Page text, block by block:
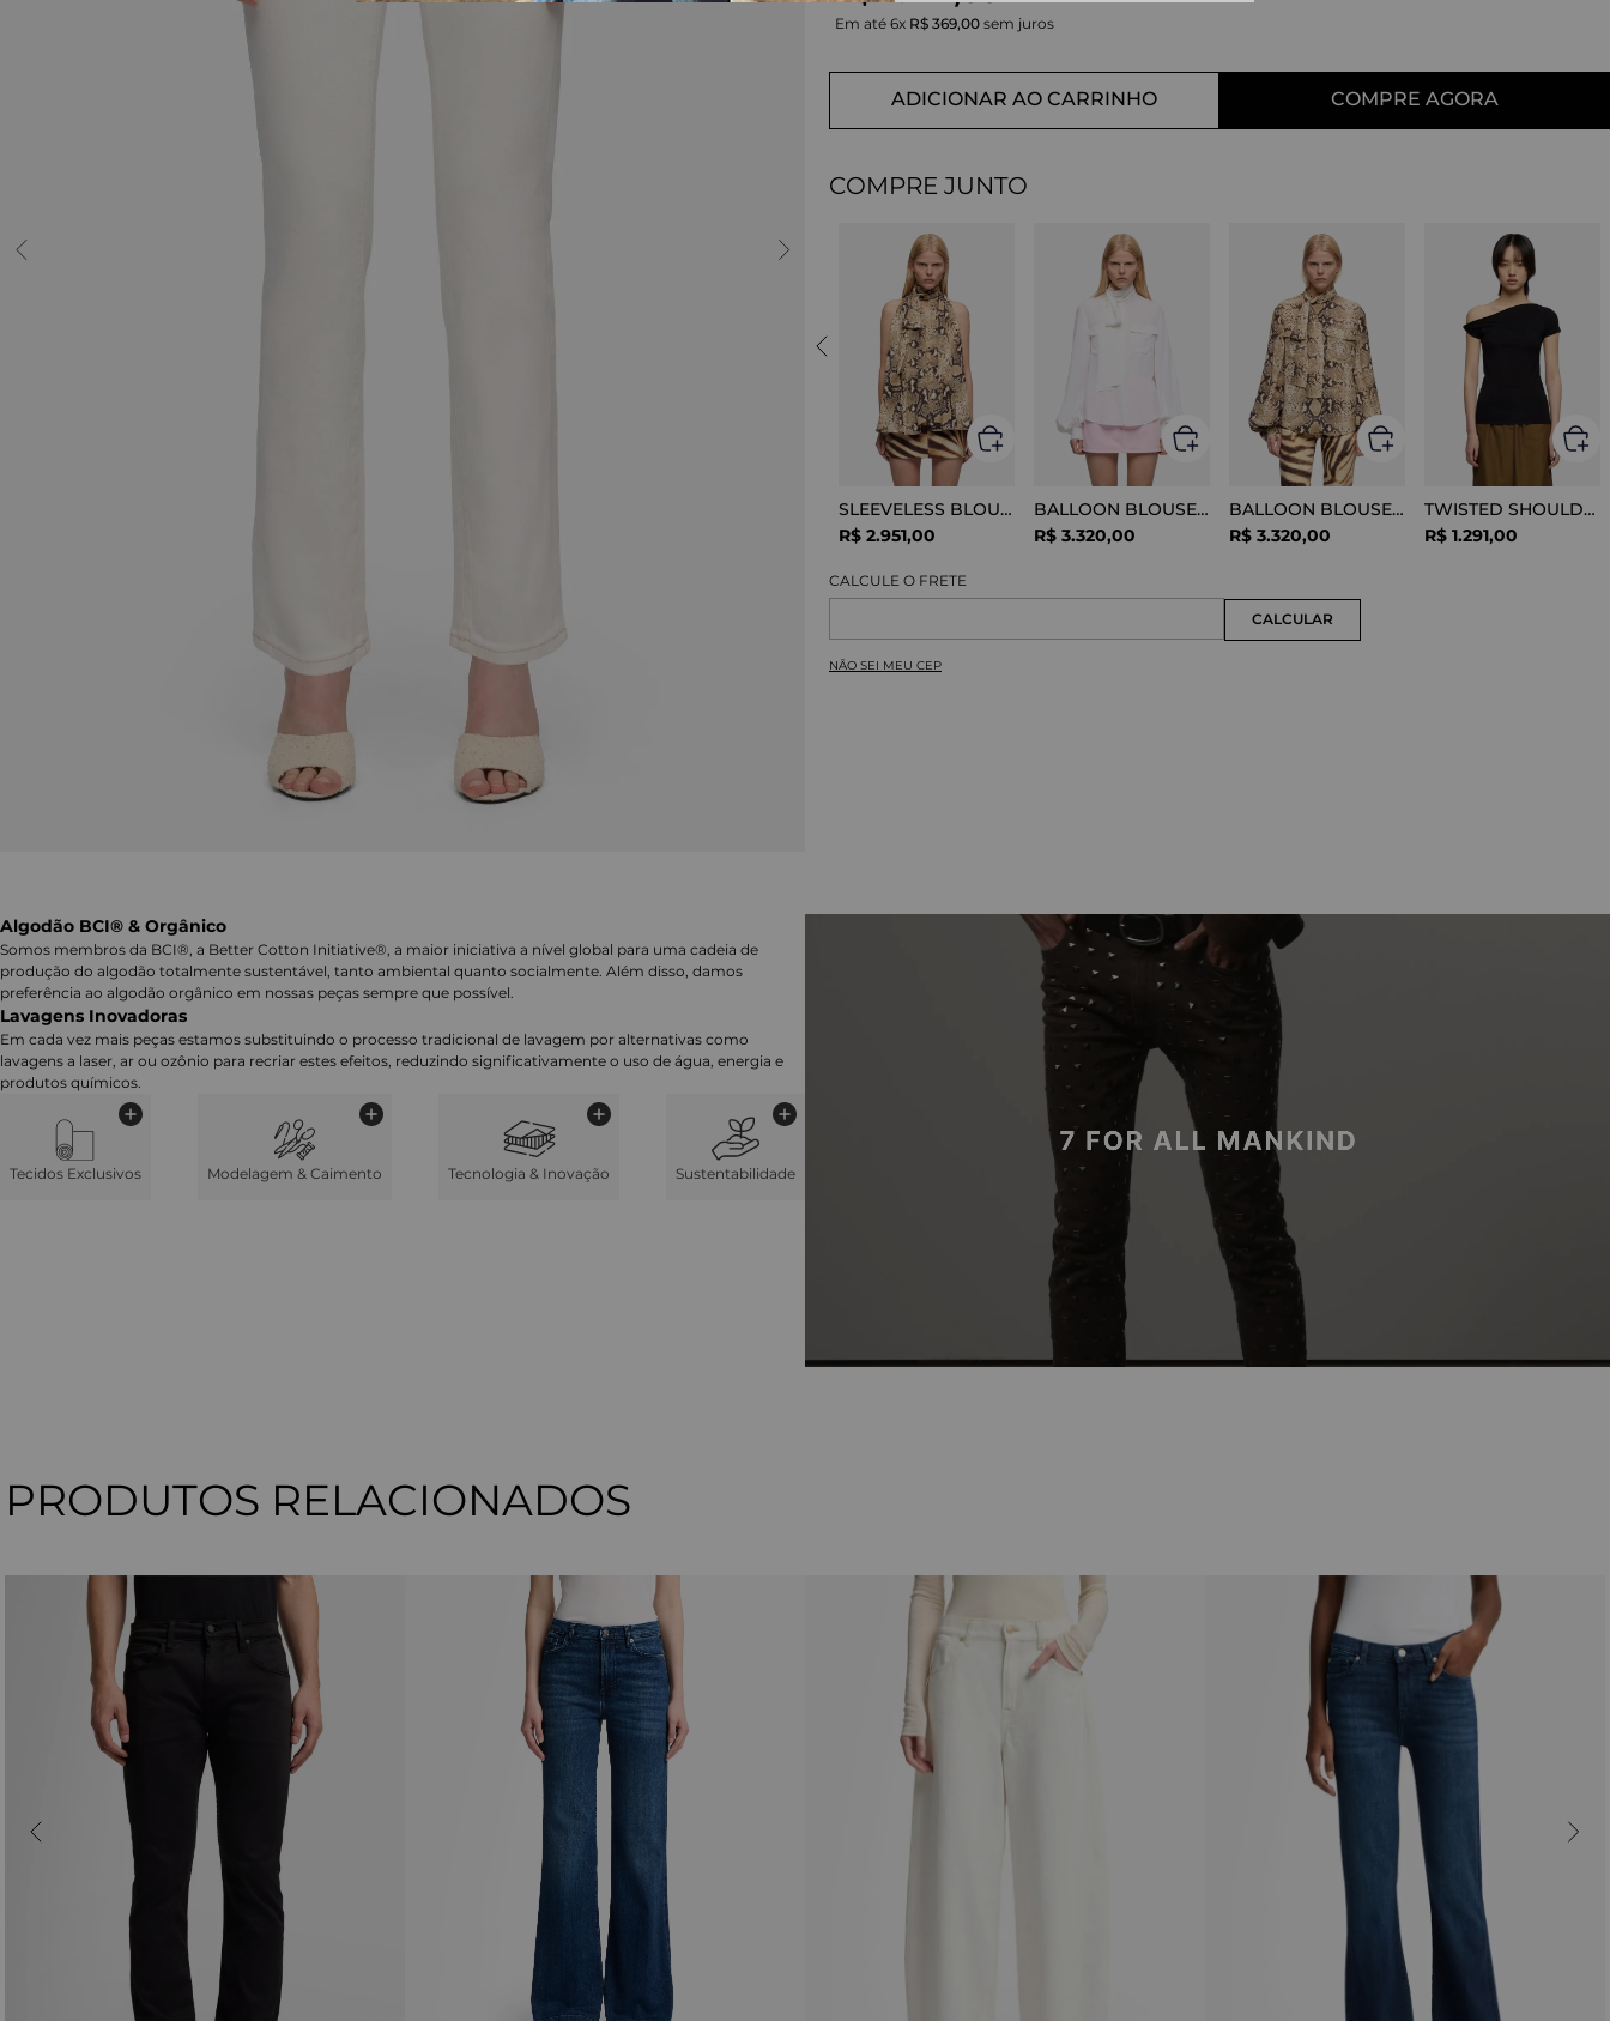
Em até 6x R$ 369,00 sem juros
ADICIONAR AO CARRINHO COMPRE AGORA
COMPRE JUNTO
SLEEVELESS BLOUSE VISCOSE SNAKE
R$ 2.951,00
BALLOON BLOUSE SILK OPTICAL WHITE
R$ 3.320,00
BALLOON BLOUSE VISCOSE SNAKE
R$ 3.320,00
TWISTED SHOULDER TEE LYOCELL BLACK
R$ 1.291,00
NÃO SEI MEU CEP
Algodão BCI® & Orgânico
Somos membros da BCI®, a Better Cotton Initiative®, a maior iniciativa a nível global para uma cadeia de
produção do algodão totalmente sustentável, tanto ambiental quanto socialmente. Além disso, damos
preferência ao algodão orgânico em nossas peças sempre que possível.
Lavagens Inovadoras
Em cada vez mais peças estamos substituindo o processo tradicional de lavagem por alternativas como
lavagens a laser, ar ou ozônio para recriar estes efeitos, reduzindo significativamente o uso de água, energia e
produtos químicos.
Tecidos Exclusivos Modelagem & Caimento Tecnologia & Inovação Sustentabilidade
PRODUTOS RELACIONADOS